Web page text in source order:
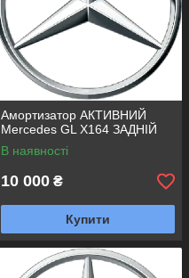
Амортизатор АКТИВНИЙ
Mercedes GL X164 ЗАДНІЙ
В наявності
10 000 ₴
Купити